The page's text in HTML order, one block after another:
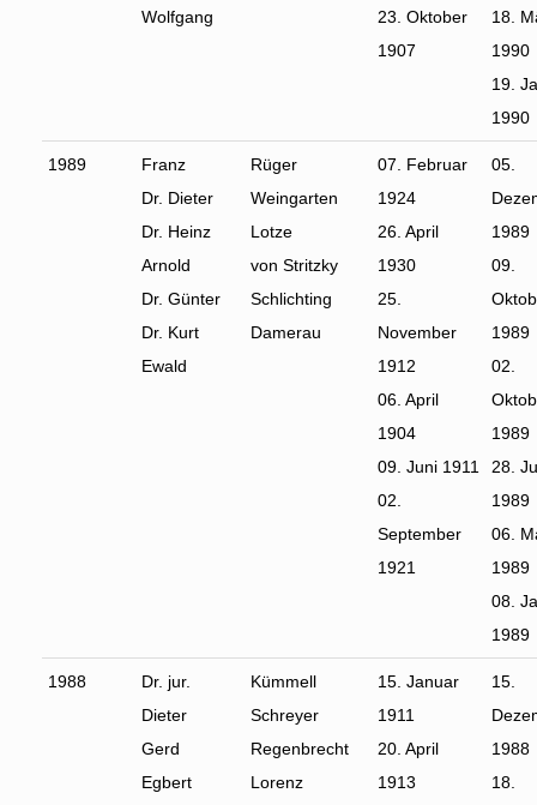
Wolfgang
23. Oktober
1907
18.
1990
19.
1990
1989
Franz
Dr. Dieter
Dr. Heinz
Arnold
Dr. Günter
Dr. Kurt
Ewald
Rüger
Weingarten
Lotze
von Stritzky
Schlichting
Damerau
07. Februar
1924
26. April
1930
25.
November
1912
06. April
1904
09. Juni 1911
02.
September
1921
05.
1989
09.
1989
02.
1989
28.
1989
06.
1989
08.
1989
1988
Dr. jur.
Dieter
Gerd
Egbert
Kümmell
Schreyer
Regenbrecht
Lorenz
15. Januar
1911
20. April
1913
15.
1988
18.